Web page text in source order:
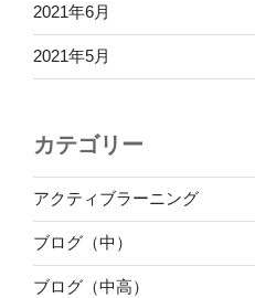
2021年6月
2021年5月
カテゴリー
アクティブラーニング
ブログ（中）
ブログ（中高）